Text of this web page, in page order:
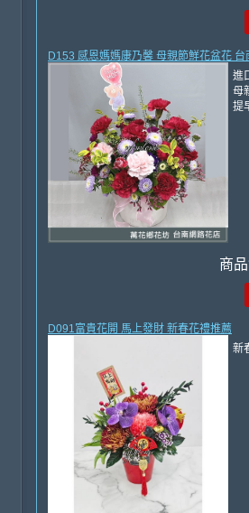
D153 感恩媽媽康乃馨 母親節鮮花盆花 台
進
母
提
商
D091富貴花開 馬上發財 新春花禮推薦
新